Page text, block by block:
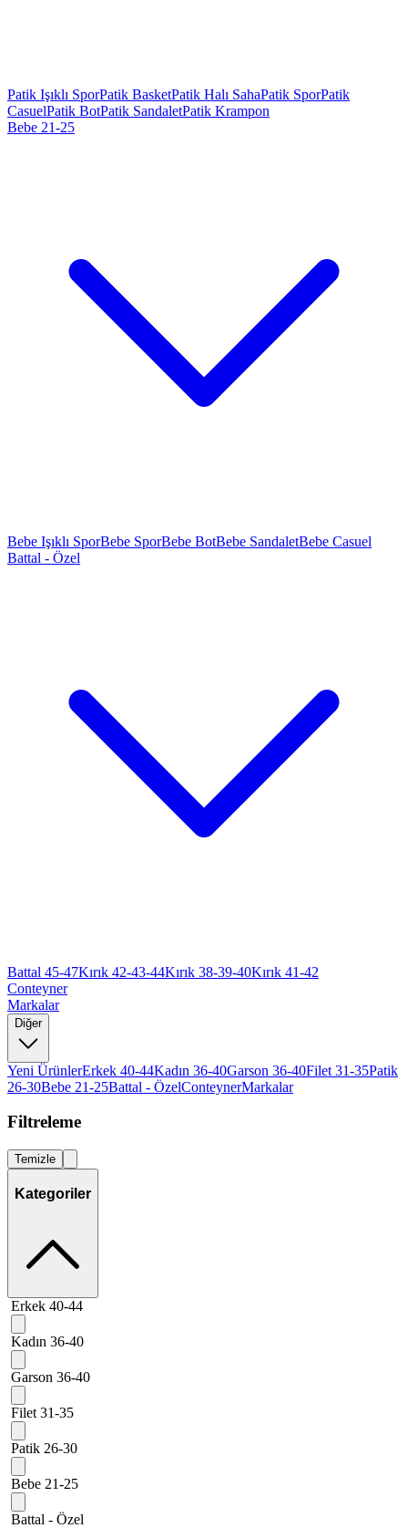
Patik Işıklı SporPatik BasketPatik Halı SahaPatik SporPatik
CasuelPatik BotPatik SandaletPatik Krampon
Bebe 21-25
Bebe Işıklı SporBebe SporBebe BotBebe SandaletBebe Casuel
Battal - Özel
Battal 45-47Kırık 42-43-44Kırık 38-39-40Kırık 41-42
Conteyner
Markalar
Diğer
Yeni ÜrünlerErkek 40-44Kadın 36-40Garson 36-40Filet 31-35Patik
26-30Bebe 21-25Battal - ÖzelConteynerMarkalar
Filtreleme
Temizle
Kategoriler
Erkek 40-44
Kadın 36-40
Garson 36-40
Filet 31-35
Patik 26-30
Bebe 21-25
Battal - Özel